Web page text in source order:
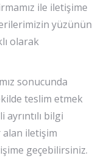
ile iletişime
yüzünün
olarak
sonucunda
teslim etmek
ayrıntılı bilgi
alan iletişim
geçebilirsiniz.